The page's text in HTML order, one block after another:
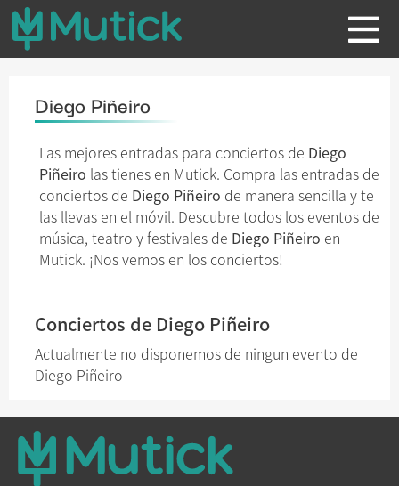
Diego Piñeiro
Las mejores entradas para conciertos de Diego
Piñeiro las tienes en Mutick. Compra las entradas de
conciertos de Diego Piñeiro de manera sencilla y te
las llevas en el móvil. Descubre todos los eventos de
música, teatro y festivales de Diego Piñeiro en
Mutick. ¡Nos vemos en los conciertos!
Conciertos de Diego Piñeiro
Actualmente no disponemos de ningun evento de
Diego Piñeiro